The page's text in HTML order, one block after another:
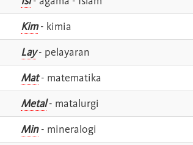
Kim- kimia
Lay- pelayaran
Mat- matematika
Metal- matalurgi
Min- mineralogi